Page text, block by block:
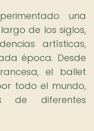
una
de los siglos,
artísticas,
época. Desde
el ballet
todo el mundo,
de diferentes